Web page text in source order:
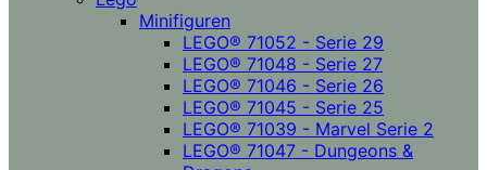
Minifiguren
LEGO® 71052 - Serie 29
LEGO® 71048 - Serie 27
LEGO® 71046 - Serie 26
LEGO® 71045 - Serie 25
LEGO® 71039 - Marvel Serie 2
LEGO® 71047 - Dungeons &